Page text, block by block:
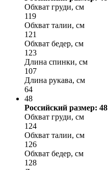
Обхват груди, см
119
Обхват талии, см
121
Обхват бедер, см
123
Длина спинки, см
107
Длина рукава, см
64
48
Российский размер: 48
Обхват груди, см
124
Обхват талии, см
126
Обхват бедер, см
128